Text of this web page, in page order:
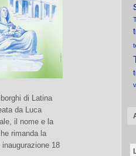
di Latina
da Luca
il nome e la
rimanda la
18